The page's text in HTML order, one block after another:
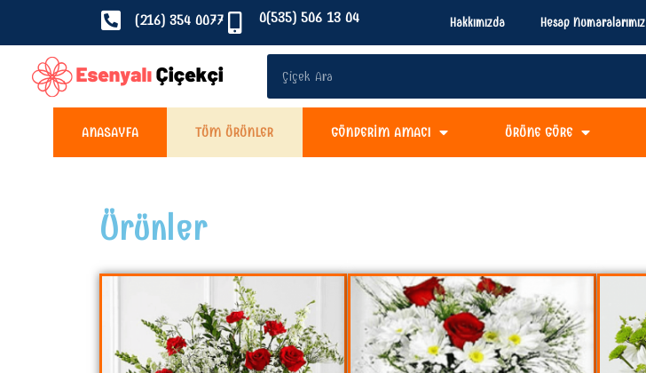
(216) 354 0077 0(535) 506 13 04 Hakkımızda Hesap Numaralarımız
ANASAYFA TÜM ÜRÜNLER GÖNDERIM AMACI ÜRÜNE GÖRE
Ürünler